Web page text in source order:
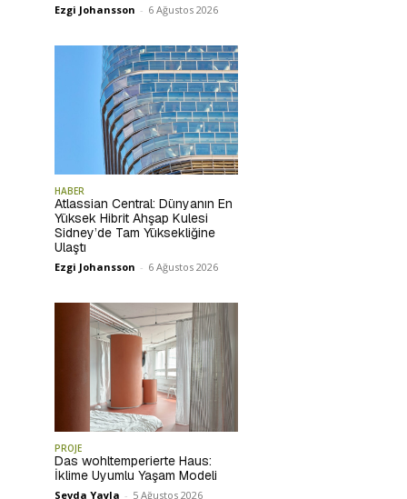
Ezgi Johansson - 6 Ağustos 2026
HABER
Atlassian Central: Dünyanın En
Yüksek Hibrit Ahşap Kulesi
Sidney’de Tam Yüksekliğine
Ulaştı
Ezgi Johansson - 6 Ağustos 2026
PROJE
Das wohltemperierte Haus:
İklime Uyumlu Yaşam Modeli
Sevda Yayla - 5 Ağustos 2026